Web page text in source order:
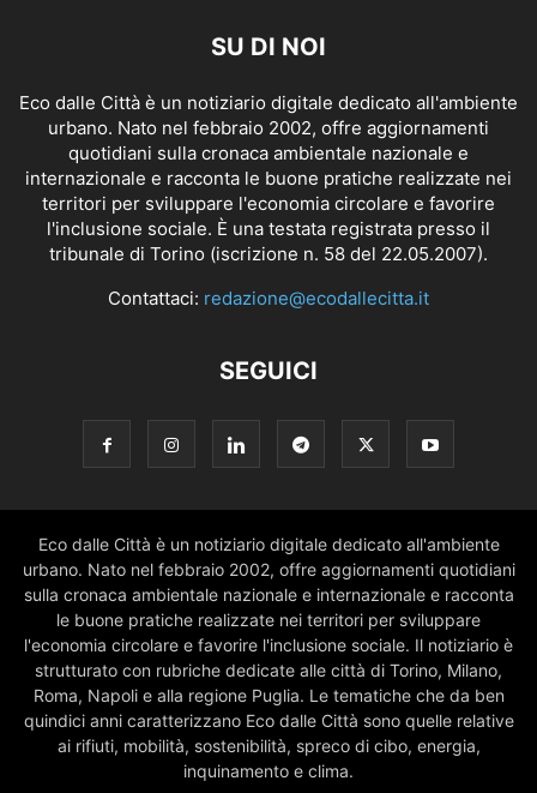
SU DI NOI
Eco dalle Città è un notiziario digitale dedicato all'ambiente
urbano. Nato nel febbraio 2002, offre aggiornamenti
quotidiani sulla cronaca ambientale nazionale e
internazionale e racconta le buone pratiche realizzate nei
territori per sviluppare l'economia circolare e favorire
l'inclusione sociale. È una testata registrata presso il
tribunale di Torino (iscrizione n. 58 del 22.05.2007).
Contattaci: redazione@ecodallecitta.it
SEGUICI
Eco dalle Città è un notiziario digitale dedicato all'ambiente
urbano. Nato nel febbraio 2002, offre aggiornamenti quotidiani
sulla cronaca ambientale nazionale e internazionale e racconta
le buone pratiche realizzate nei territori per sviluppare
l'economia circolare e favorire l'inclusione sociale. Il notiziario è
strutturato con rubriche dedicate alle città di Torino, Milano,
Roma, Napoli e alla regione Puglia. Le tematiche che da ben
quindici anni caratterizzano Eco dalle Città sono quelle relative
ai rifiuti, mobilità, sostenibilità, spreco di cibo, energia,
inquinamento e clima.